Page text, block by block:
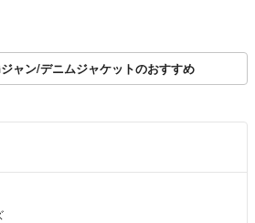
ャン/デニムジャケットのおすすめ